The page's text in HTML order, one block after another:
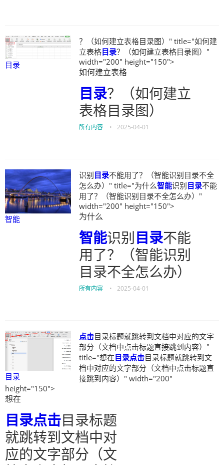
目录
？（如何建立表格目录图）" title="如何建
立表格目录？（如何建立表格目录图）"
width="200" height="150">
如何建立表格
目录？（如何建立
表格目录图）
所有内容 • 2025-04-01
智能
识别目录不能用了？（智能识别目录不全
怎么办）" title="为什么智能识别目录不能
用了？（智能识别目录不全怎么办）"
width="200" height="150">
为什么
智能识别目录不能
用了？（智能识别
目录不全怎么办）
所有内容 • 2025-04-01
目录
点击目录标题就跳转到文档中对应的文字
部分（文档中点击标题直接跳到内容）"
title="想在目录点击目录标题就跳转到文
档中对应的文字部分（文档中点击标题直
接跳到内容）" width="200"
height="150">
想在
目录点击目录标题
就跳转到文档中对
应的文字部分（文